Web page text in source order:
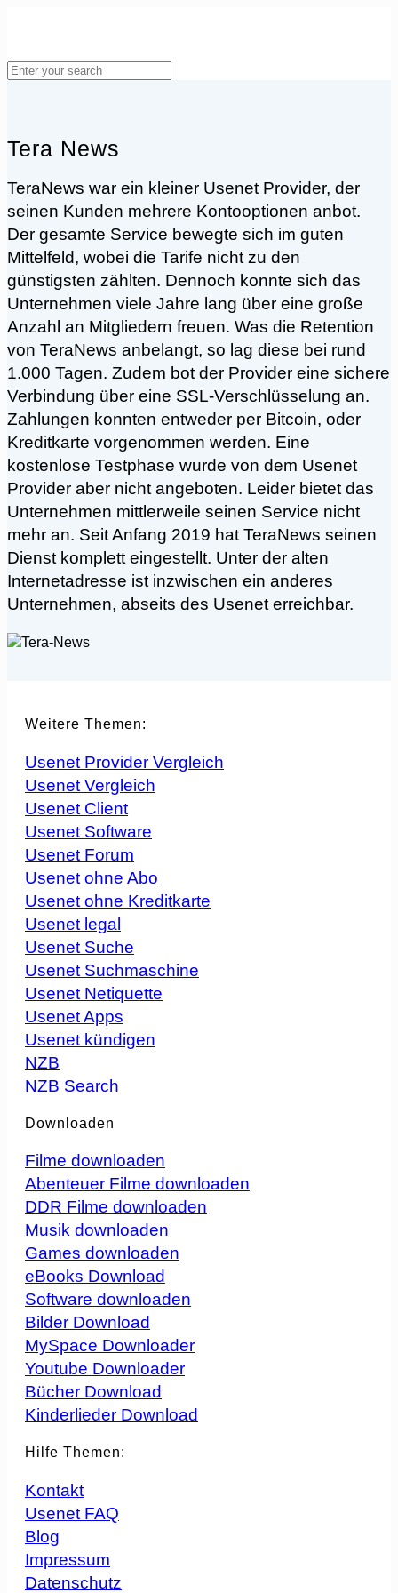
Tera News
TeraNews war ein kleiner Usenet Provider, der
seinen Kunden mehrere Kontooptionen anbot.
Der gesamte Service bewegte sich im guten
Mittelfeld, wobei die Tarife nicht zu den
günstigsten zählten. Dennoch konnte sich das
Unternehmen viele Jahre lang über eine große
Anzahl an Mitgliedern freuen. Was die Retention
von TeraNews anbelangt, so lag diese bei rund
1.000 Tagen. Zudem bot der Provider eine sichere
Verbindung über eine SSL-Verschlüsselung an.
Zahlungen konnten entweder per Bitcoin, oder
Kreditkarte vorgenommen werden. Eine
kostenlose Testphase wurde von dem Usenet
Provider aber nicht angeboten. Leider bietet das
Unternehmen mittlerweile seinen Service nicht
mehr an. Seit Anfang 2019 hat TeraNews seinen
Dienst komplett eingestellt. Unter der alten
Internetadresse ist inzwischen ein anderes
Unternehmen, abseits des Usenet erreichbar.
Weitere Themen:
Usenet Provider Vergleich
Usenet Vergleich
Usenet Client
Usenet Software
Usenet Forum
Usenet ohne Abo
Usenet ohne Kreditkarte
Usenet legal
Usenet Suche
Usenet Suchmaschine
Usenet Netiquette
Usenet Apps
Usenet kündigen
NZB
NZB Search
Downloaden
Filme downloaden
Abenteuer Filme downloaden
DDR Filme downloaden
Musik downloaden
Games downloaden
eBooks Download
Software downloaden
Bilder Download
MySpace Downloader
Youtube Downloader
Bücher Download
Kinderlieder Download
Hilfe Themen:
Kontakt
Usenet FAQ
Blog
Impressum
Datenschutz